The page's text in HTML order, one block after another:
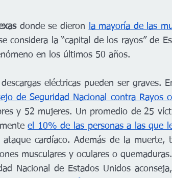
donde se dieron la mayoría de las
considera la “capital de los rayos” de
en los últimos 50 años.
descargas eléctricas pueden ser graves.
de Seguridad Nacional contra Rayos
y 52 mujeres. Un promedio de 25
el 10% de las personas a las que
cardíaco. Además de la muerte,
musculares y oculares o quemaduras.
Nacional de Estados Unidos